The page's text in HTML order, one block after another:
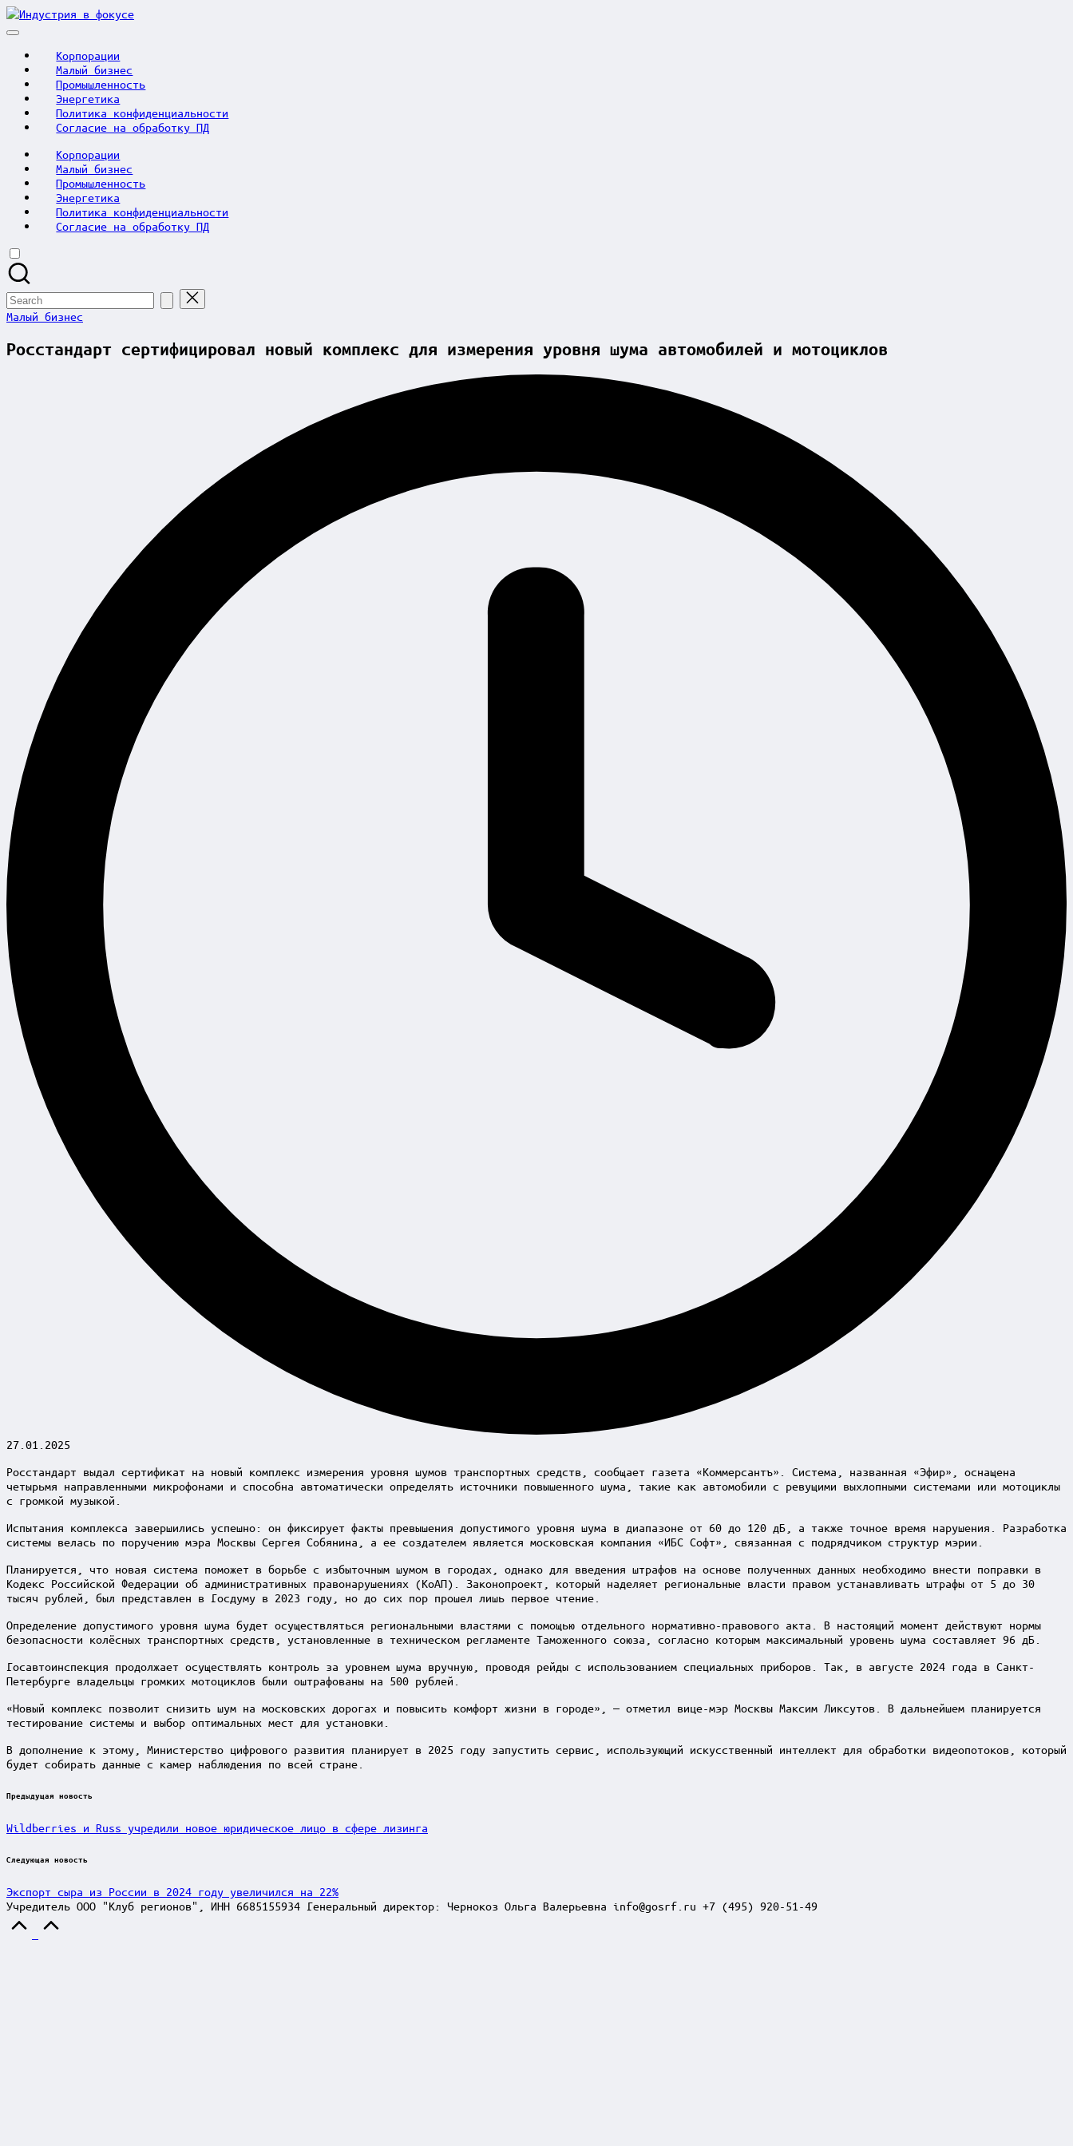
Skip
to
Индустрия
Корпорации
Малый бизнес
Промышленность
Энергетика
Политика конфиденциальности
Согласие на обработку ПД
Корпорации
Малый бизнес
Промышленность
Энергетика
Политика конфиденциальности
Согласие на обработку ПД
Search
for:
Posted
Малый бизнес
Росстандарт сертифицировал новый комплекс для измерения уровня шума автомобилей и мотоциклов
27.01.2025
Росстандарт выдал сертификат на новый комплекс измерения уровня шумов транспортных средств, сообщает газета «Коммерсантъ». Система, названная «Эфир», оснащена
четырьмя направленными микрофонами и способна автоматически определять источники повышенного шума, такие как автомобили с ревущими выхлопными системами или мотоциклы
с громкой музыкой.
Испытания комплекса завершились успешно: он фиксирует факты превышения допустимого уровня шума в диапазоне от 60 до 120 дБ, а также точное время нарушения. Разработка
системы велась по поручению мэра Москвы Сергея Собянина, а ее создателем является московская компания «ИБС Софт», связанная с подрядчиком структур мэрии.
Планируется, что новая система поможет в борьбе с избыточным шумом в городах, однако для введения штрафов на основе полученных данных необходимо внести поправки в
Кодекс Российской Федерации об административных правонарушениях (КоАП). Законопроект, который наделяет региональные власти правом устанавливать штрафы от 5 до 30
тысяч рублей, был представлен в Госдуму в 2023 году, но до сих пор прошел лишь первое чтение.
Определение допустимого уровня шума будет осуществляться региональными властями с помощью отдельного нормативно-правового акта. В настоящий момент действуют нормы
безопасности колёсных транспортных средств, установленные в техническом регламенте Таможенного союза, согласно которым максимальный уровень шума составляет 96 дБ.
Госавтоинспекция продолжает осуществлять контроль за уровнем шума вручную, проводя рейды с использованием специальных приборов. Так, в августе 2024 года в Санкт-
Петербурге владельцы громких мотоциклов были оштрафованы на 500 рублей.
«Новый комплекс позволит снизить шум на московских дорогах и повысить комфорт жизни в городе», — отметил вице-мэр Москвы Максим Ликсутов. В дальнейшем планируется
тестирование системы и выбор оптимальных мест для установки.
В дополнение к этому, Министерство цифрового развития планирует в 2025 году запустить сервис, использующий искусственный интеллект для обработки видеопотоков, который
будет собирать данные с камер наблюдения по всей стране.
Post
Предыдущая новость
Wildberries и Russ учредили новое юридическое лицо в сфере лизинга
Следующая новость
Экспорт сыра из России в 2024 году увеличился на 22%
Учредитель ООО "Клуб регионов", ИНН 6685155934 Генеральный директор: Чернокоз Ольга Валерьевна info@gosrf.ru +7 (495) 920-51-49